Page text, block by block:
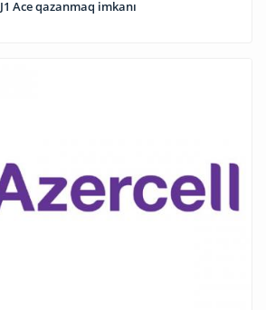
19 manata Samsung J1 Ace qazanmaq imkanı